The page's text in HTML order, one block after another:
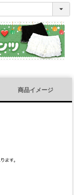
商品イメージ